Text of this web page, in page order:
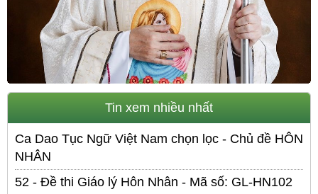
Tin xem nhiều nhất
Ca Dao Tục Ngữ Việt Nam chọn lọc - Chủ đề HÔN
NHÂN
52 - Đề thi Giáo lý Hôn Nhân - Mã số: GL-HN102